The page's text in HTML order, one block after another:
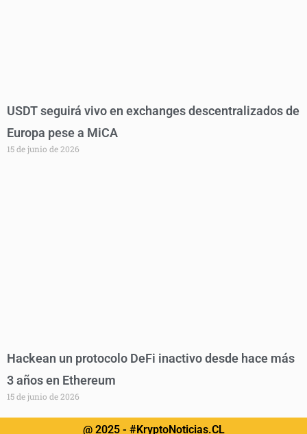
USDT seguirá vivo en exchanges descentralizados de
Europa pese a MiCA
15 de junio de 2026
Hackean un protocolo DeFi inactivo desde hace más
3 años en Ethereum
15 de junio de 2026
@ 2025 - #KryptoNoticias.CL